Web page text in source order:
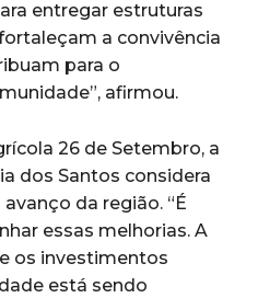
entregar estruturas
a convivência
para o
afirmou.
26 de Setembro, a
dos Santos considera
da região. “É
essas melhorias. A
os investimentos
está sendo